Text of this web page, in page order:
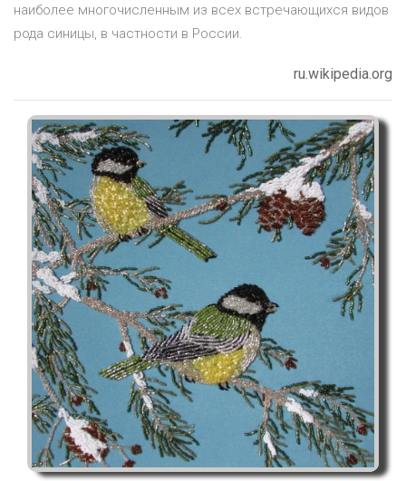
наиболее многочисленным из всех встречающихся видов
рода синицы, в частности в России.
ru.wikipedia.org